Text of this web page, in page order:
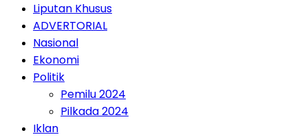
Liputan Khusus
ADVERTORIAL
Nasional
Ekonomi
Politik
Pemilu 2024
Pilkada 2024
Iklan